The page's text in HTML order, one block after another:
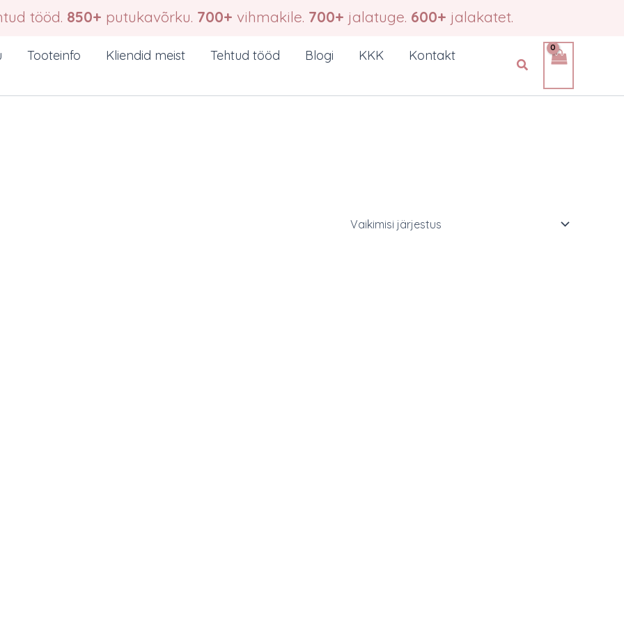
tööd. 850+ putukavõrku. 700+ vihmakile. 700+ jalatuge. 600+ jalakatet.
Tooteinfo Kliendid meist Tehtud tööd Blogi KKK
Kontakt
Search